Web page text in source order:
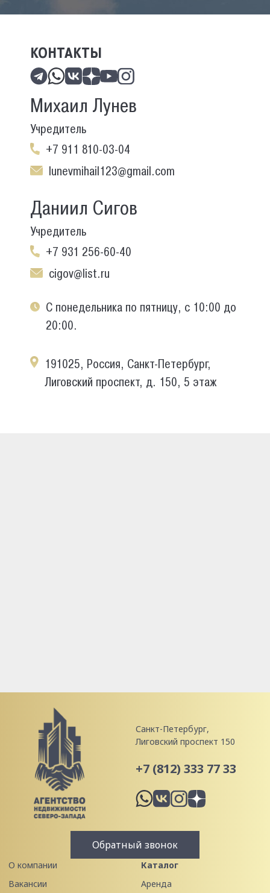
КОНТАКТЫ
Михаил Лунев
Учредитель
+7 911 810-03-04
lunevmihail123@gmail.com
Даниил Сигов
Учредитель
+7 931 256-60-40
cigov@list.ru
С понедельника по пятницу, с 10:00 до
20:00.
191025, Россия, Санкт-Петербург,
Лиговский проспект, д. 150, 5 этаж
Санкт-Петербург,
Лиговский проспект 150
+7 (812) 333 77 33
Обратный звонок
О компании
Вакансии
Каталог
Аренда